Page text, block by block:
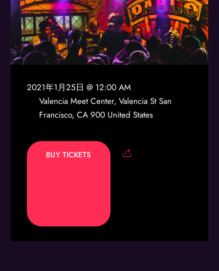
2021年1月25日 @ 12:00 AM
Valencia Meet Center, Valencia St San
Francisco, CA 900 United States
BUY TICKETS